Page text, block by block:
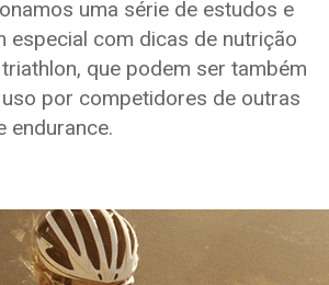
uma série de estudos e
especial com dicas de nutrição
que podem ser também
por competidores de outras
endurance.